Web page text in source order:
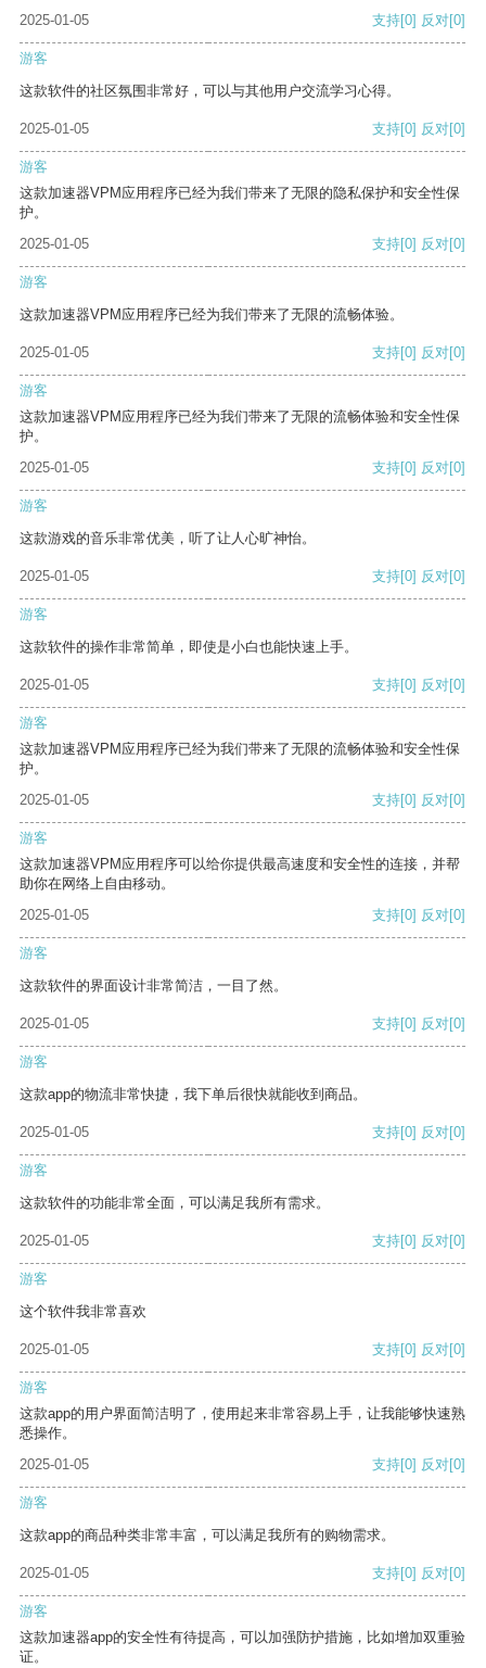
2025-01-05 支持[0] 反对[0]
游客
这款软件的社区氛围非常好，可以与其他用户交流学习心得。
2025-01-05 支持[0] 反对[0]
游客
这款加速器VPM应用程序已经为我们带来了无限的隐私保护和安全性保
护。
2025-01-05
支持[0] 反对[0]
游客
这款加速器VPM应用程序已经为我们带来了无限的流畅体验。
2025-01-05 支持[0] 反对[0]
游客
这款加速器VPM应用程序已经为我们带来了无限的流畅体验和安全性保
护。
2025-01-05
支持[0] 反对[0]
游客
这款游戏的音乐非常优美，听了让人心旷神怡。
2025-01-05 支持[0] 反对[0]
游客
这款软件的操作非常简单，即使是小白也能快速上手。
2025-01-05 支持[0] 反对[0]
游客
这款加速器VPM应用程序已经为我们带来了无限的流畅体验和安全性保
护。
2025-01-05
支持[0] 反对[0]
游客
这款加速器VPM应用程序可以给你提供最高速度和安全性的连接，并帮
助你在网络上自由移动。
2025-01-05
支持[0] 反对[0]
游客
这款软件的界面设计非常简洁，一目了然。
2025-01-05 支持[0] 反对[0]
游客
这款app的物流非常快捷，我下单后很快就能收到商品。
2025-01-05 支持[0] 反对[0]
游客
这款软件的功能非常全面，可以满足我所有需求。
2025-01-05 支持[0] 反对[0]
游客
这个软件我非常喜欢
2025-01-05 支持[0] 反对[0]
游客
这款app的用户界面简洁明了，使用起来非常容易上手，让我能够快速熟
悉操作。
2025-01-05
支持[0] 反对[0]
游客
这款app的商品种类非常丰富，可以满足我所有的购物需求。
2025-01-05 支持[0] 反对[0]
游客
这款加速器app的安全性有待提高，可以加强防护措施，比如增加双重验
证。